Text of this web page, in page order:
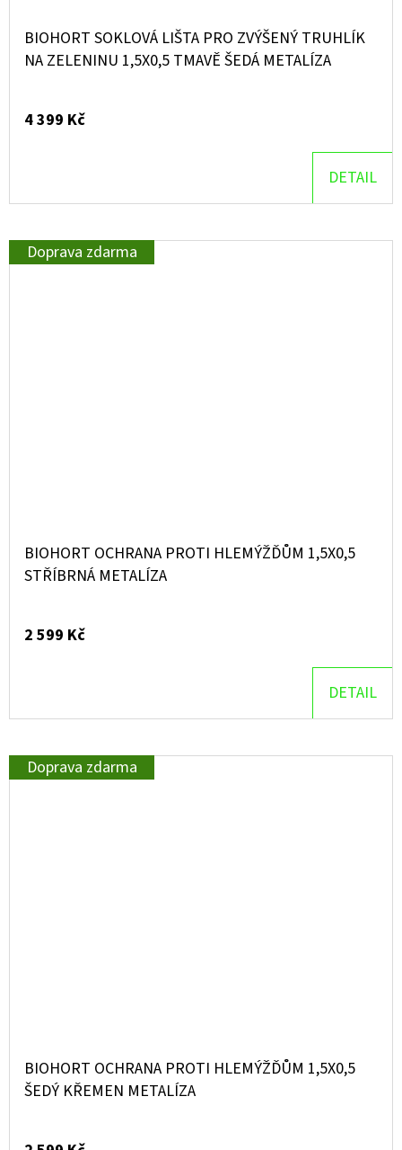
BIOHORT SOKLOVÁ LIŠTA PRO ZVÝŠENÝ TRUHLÍK
NA ZELENINU 1,5X0,5 TMAVĚ ŠEDÁ METALÍZA
4 399 Kč
DETAIL
Doprava zdarma
BIOHORT OCHRANA PROTI HLEMÝŽĎŮM 1,5X0,5
STŘÍBRNÁ METALÍZA
2 599 Kč
DETAIL
Doprava zdarma
BIOHORT OCHRANA PROTI HLEMÝŽĎŮM 1,5X0,5
ŠEDÝ KŘEMEN METALÍZA